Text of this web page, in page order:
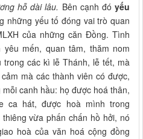
hỗ dài lâu. Bên cạnh đóyếu
những yếu tố đóng vai trò quan
của những căn Đồng. Tình
mến, quan tâm, thăm nom
các kì lễ Thánh, lễ tết, mà
mà các thành viên có được,
canh hầu: họ được hoá thân,
ca hát, được hoà mình trong
vừa phấn chấn hồ hởi, nó
hoà của văn hoá cộng đồng